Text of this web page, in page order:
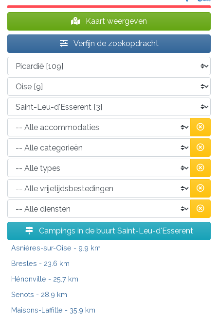
Kaart weergeven
Verfijn de zoekopdracht
Campings in de buurt Saint-Leu-d'Esserent
Asnières-sur-Oise - 9.9 km
Bresles - 23.6 km
Hénonville - 25.7 km
Senots - 28.9 km
Maisons-Laffitte - 35.9 km